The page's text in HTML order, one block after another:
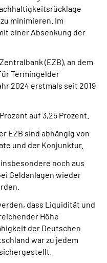
minimieren. Im
einer Absenkung der
(EZB), an dem
Termingelder
2024 erstmals seit 2019
auf 3,25 Prozent.
EZB sind abhängig von
und der Konjunktur.
noch aus
Geldanlagen wieder
dass Liquidität und
Höhe
der Deutschen
war zu jedem